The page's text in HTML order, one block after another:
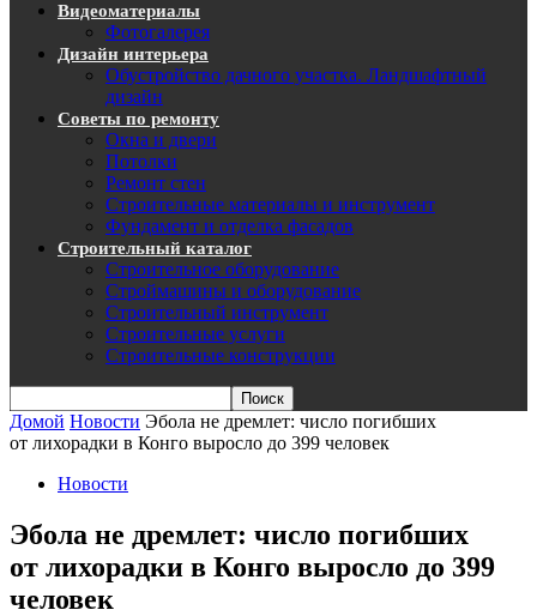
Видеоматериалы
Фотогалерея
Дизайн интерьера
Обустройство дачного участка. Ландшафтный
дизайн
Советы по ремонту
Окна и двери
Потолки
Ремонт стен
Строительные материалы и инструмент
Фундамент и отделка фасадов
Строительный каталог
Строительное оборудование
Строймашины и оборудование
Строительный инструмент
Строительные услуги
Строительные конструкции
Домой Новости Эбола не дремлет: число погибших
от лихорадки в Конго выросло до 399 человек
Новости
Эбола не дремлет: число погибших
от лихорадки в Конго выросло до 399
человек